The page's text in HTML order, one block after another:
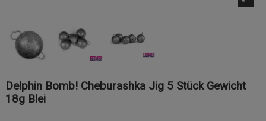
Delphin Bomb! Cheburashka Jig 5 Stück Gewicht
18g Blei